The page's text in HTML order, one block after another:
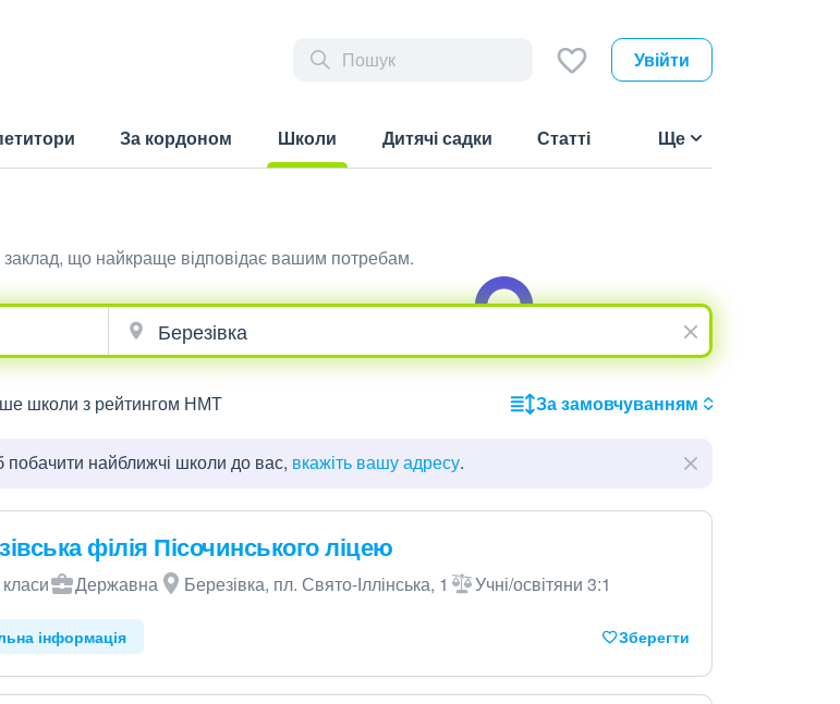
Увійти
За кордоном
Школи
Дитячі садки Статті Ще
заклад, що найкраще відповідає вашим потребам.
школи з рейтингом НМТ За замовчуванням
найближчі школи до вас, вкажіть вашу адресу.
філія Пісочинського ліцею
Державна Березівка, пл. Свято-Іллінська, 1 Учні/освітяни 3:1
інформація Зберегти